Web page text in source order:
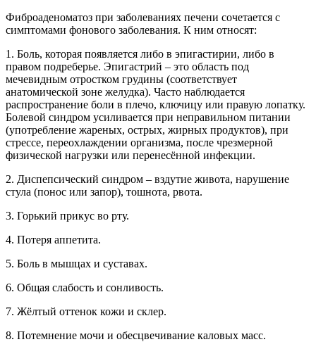
Фиброаденоматоз при заболеваниях печени сочетается с
симптомами фонового заболевания. К ним относят:
1. Боль, которая появляется либо в эпигастирии, либо в
правом подреберье. Эпигастрий – это область под
мечевидным отростком грудины (соответствует
анатомической зоне желудка). Часто наблюдается
распространение боли в плечо, ключицу или правую лопатку.
Болевой синдром усиливается при неправильном питании
(употребление жареных, острых, жирных продуктов), при
стрессе, переохлаждении организма, после чрезмерной
физической нагрузки или перенесённой инфекции.
2. Диспепсический синдром – вздутие живота, нарушение
стула (понос или запор), тошнота, рвота.
3. Горький прикус во рту.
4. Потеря аппетита.
5. Боль в мышцах и суставах.
6. Общая слабость и сонливость.
7. Жёлтый оттенок кожи и склер.
8. Потемнение мочи и обесцвечивание каловых масс.